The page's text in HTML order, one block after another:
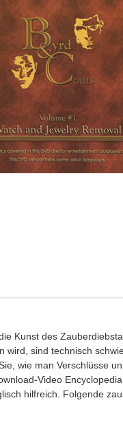
Kunst des
wird, sind technisch
wie man Verschlüsse
Video
hilfreich. Folgende